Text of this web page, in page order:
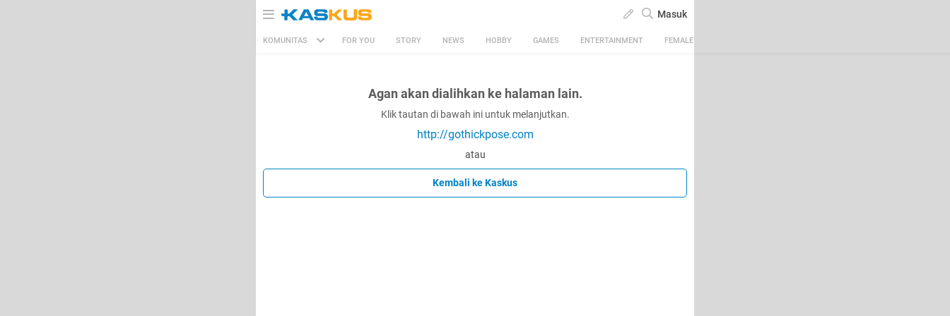
Masuk
KOMUNITAS FOR YOU STORY NEWS HOBBY GAMES ENTERTAINMENT FEMALE
Agan akan dialihkan ke halaman lain.
Klik tautan di bawah ini untuk melanjutkan.
http://gothickpose.com
atau
Kembali ke Kaskus